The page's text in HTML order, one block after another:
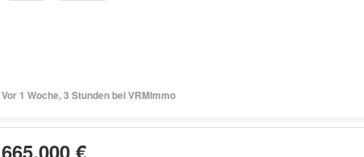
Vor 1 Woche, 3 Stunden bei VRMImmo
665.000 €